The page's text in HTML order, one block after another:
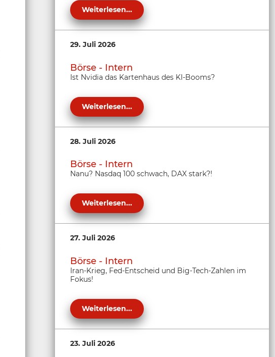
Weiterlesen...
29. Juli 2026
Börse - Intern
Ist Nvidia das Kartenhaus des KI-Booms?
Weiterlesen...
28. Juli 2026
Börse - Intern
Nanu? Nasdaq 100 schwach, DAX stark?!
Weiterlesen...
27. Juli 2026
Börse - Intern
Iran-Krieg, Fed-Entscheid und Big-Tech-Zahlen im
Fokus!
Weiterlesen...
23. Juli 2026